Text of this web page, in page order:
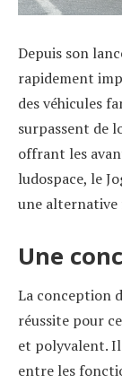
Depuis son
rapidement
des véhicules
surpassent de
offrant les
ludospace, le
une alternative
Une
La conception
réussite pour
et polyvalent. Il
entre les